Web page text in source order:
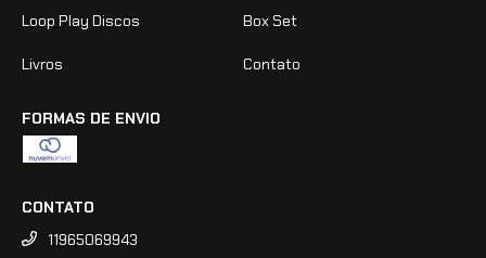
Loop Play Discos Box Set
Livros Contato
FORMAS DE ENVIO
CONTATO
11965069943